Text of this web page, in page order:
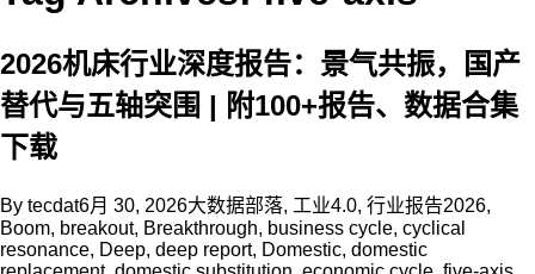
2026机床行业深度报告：景气共振，国产
替代与五轴突围 | 附100+报告、数据合集
下载
By tecdat6月 30, 2026大数据部落, 工业4.0, 行业报告2026,
Boom, breakout, Breakthrough, business cycle, cyclical
resonance, Deep, deep report, Domestic, domestic